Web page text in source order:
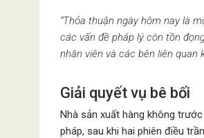
“Thỏa thuận ngày hôm nay là
các vấn đề pháp lý còn tồn
nhân viên và các bên liên quan
Giải quyết vụ bê bối
Nhà sản xuất hàng không
pháp, sau khi hai phiên điều